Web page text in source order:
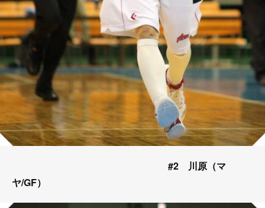
#2 川原（マ
ヤ/GF）